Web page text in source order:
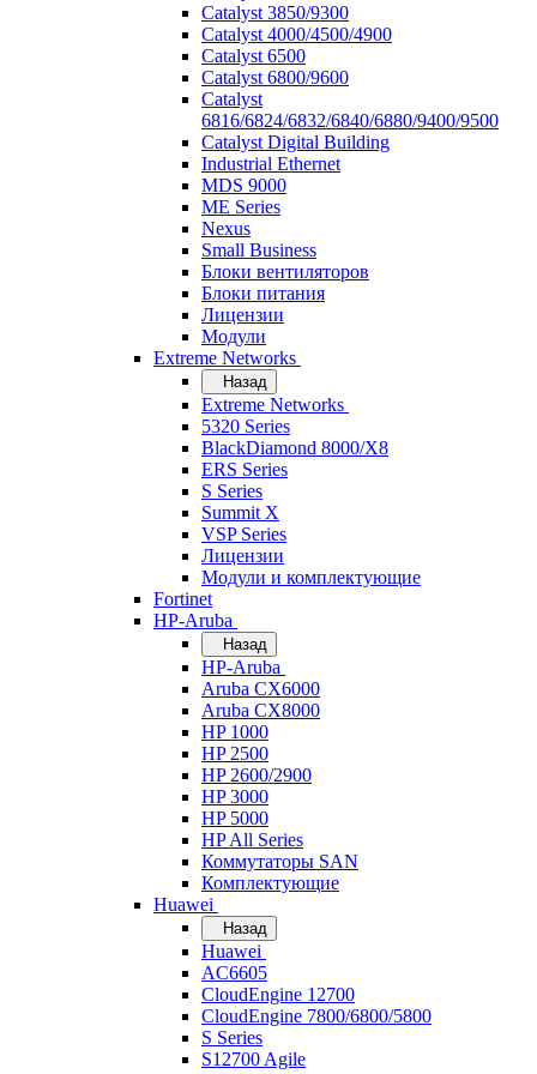
Catalyst 3850/9300
Catalyst 4000/4500/4900
Catalyst 6500
Catalyst 6800/9600
Catalyst
6816/6824/6832/6840/6880/9400/9500
Catalyst Digital Building
Industrial Ethernet
MDS 9000
ME Series
Nexus
Small Business
Блоки вентиляторов
Блоки питания
Лицензии
Модули
Extreme Networks
Назад
Extreme Networks
5320 Series
BlackDiamond 8000/X8
ERS Series
S Series
Summit X
VSP Series
Лицензии
Модули и комплектующие
Fortinet
HP-Aruba
Назад
HP-Aruba
Aruba CX6000
Aruba CX8000
HP 1000
HP 2500
HP 2600/2900
HP 3000
HP 5000
HP All Series
Коммутаторы SAN
Комплектующие
Huawei
Назад
Huawei
AC6605
CloudEngine 12700
CloudEngine 7800/6800/5800
S Series
S12700 Agile